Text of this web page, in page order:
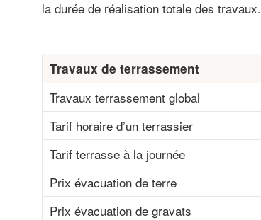
la durée de réalisation totale des travaux.
Travaux de terrassement
Travaux terrassement global
Tarif horaire d’un terrassier
Tarif terrasse à la journée
Prix évacuation de terre
Prix évacuation de gravats